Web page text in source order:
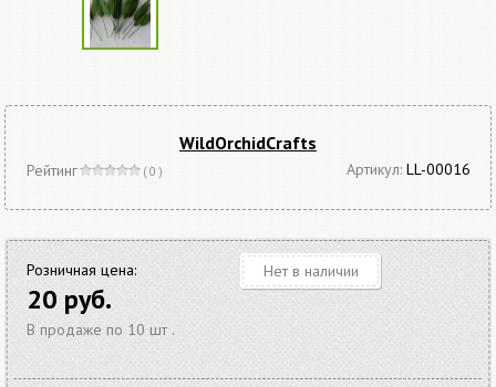
WildOrchidCrafts
Рейтинг ( 0 ) Артикул: LL-00016
Розничная цена:
20 руб.
В продаже по 10 шт .
Нет в наличии